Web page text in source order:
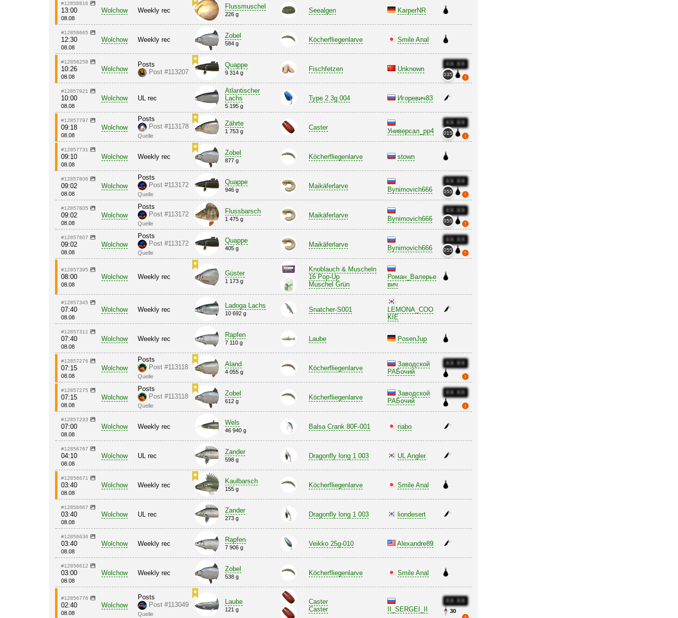
#12858816
13:00
08.08
Wolchow Weekly rec
Flussmuschel
226 g Seealgen KarperNR
#12858665
12:30
08.08
Wolchow Weekly rec
Zobel
584 g Köcherfliegenlarve Smile Anal
#12858258
10:26
08.08
Wolchow
Posts
Post #113207
Quappe
9 314 g Fischfetzen Unknown
XX:XX
035
#12857921
10:00
08.08
Wolchow UL rec
Atlantischer
Lachs
5 195 g
Type 2 3g 004 Игоревич83
#12857797
09:18
08.08
Wolchow
Posts
Post #113178
Quelle
Zährte
1 753 g Caster Универсал_pp4
XX:XX
015
#12857731
09:10
08.08
Wolchow Weekly rec
Zobel
877 g Köcherfliegenlarve stown
#12857806
09:02
08.08
Wolchow
Posts
Post #113172
Quelle
Quappe
946 g Maikäferlarve Bynimovich666
XX:XX
055
#12857805
09:02
08.08
Wolchow
Posts
Post #113172
Quelle
Flussbarsch
1 475 g Maikäferlarve Bynimovich666
XX:XX
055
#12857807
09:02
08.08
Wolchow
Posts
Post #113172
Quelle
Quappe
405 g Maikäferlarve Bynimovich666
XX:XX
055
#12857395
08:00
08.08
Wolchow Weekly rec Güster
1 173 g
Knoblauch & Muscheln
16 Pop-Up
Muschel Grün
Роман_Валерье
вич
#12857345
07:40
08.08
Wolchow Weekly rec
Ladoga Lachs
10 692 g Snatcher-S001
LEMONA_COO
KIE
#12857311
07:40
08.08
Wolchow Weekly rec
Rapfen
7 110 g Laube PosenJup
#12857276
07:15
08.08
Wolchow
Posts
Post #113118
Quelle
Aland
4 055 g Köcherfliegenlarve
Заводской
РАБочий
XX:XX
#12857275
07:15
08.08
Wolchow
Posts
Post #113118
Quelle
Zobel
612 g Köcherfliegenlarve
Заводской
РАБочий
XX:XX
#12857233
07:00
08.08
Wolchow Weekly rec
Wels
46 940 g Balsa Crank 80F-001 riabo
#12856767
04:10
08.08
Wolchow UL rec
Zander
598 g Dragonfly long 1 003 UL Angler
#12856671
03:40
08.08
Wolchow Weekly rec
Kaulbarsch
155 g Köcherfliegenlarve Smile Anal
#12856667
03:40
08.08
Wolchow UL rec
Zander
273 g Dragonfly long 1 003 liondesert
#12856636
03:40
08.08
Wolchow Weekly rec
Rapfen
7 906 g Veikko 25g-010 Alexandre89
#12856612
03:00
08.08
Wolchow Weekly rec
Zobel
538 g Köcherfliegenlarve Smile Anal
#12856776
02:40
08.08
Wolchow
Posts
Post #113049
Quelle
Laube
121 g
Caster
Caster
II_SERGEI_II
XX:XX
30